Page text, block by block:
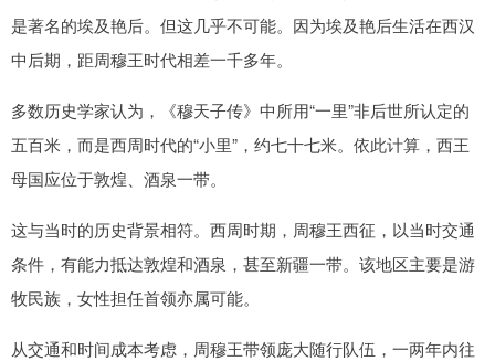
是著名的埃及艳后。但这几乎不可能。因为埃及艳后生活在西汉
中后期，距周穆王时代相差一千多年。
多数历史学家认为，《穆天子传》中所用“一里”非后世所认定的
五百米，而是西周时代的“小里”，约七十七米。依此计算，西王
母国应位于敦煌、酒泉一带。
这与当时的历史背景相符。西周时期，周穆王西征，以当时交通
条件，有能力抵达敦煌和酒泉，甚至新疆一带。该地区主要是游
牧民族，女性担任首领亦属可能。
从交通和时间成本考虑，周穆王带领庞大随行队伍，一两年内往